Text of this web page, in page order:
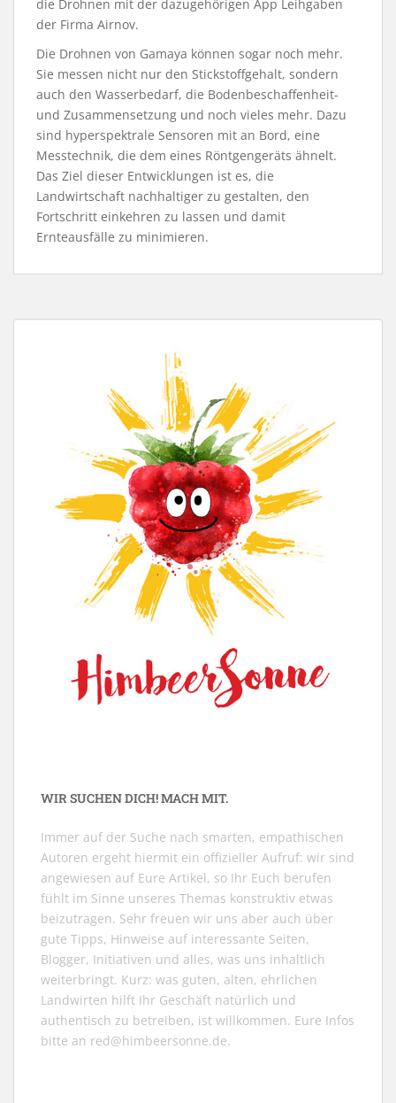
die Drohnen mit der dazugehörigen App Leihgaben
der Firma Airnov.
Die Drohnen von Gamaya können sogar noch mehr.
Sie messen nicht nur den Stickstoffgehalt, sondern
auch den Wasserbedarf, die Bodenbeschaffenheit-
und Zusammensetzung und noch vieles mehr. Dazu
sind hyperspektrale Sensoren mit an Bord, eine
Messtechnik, die dem eines Röntgengeräts ähnelt.
Das Ziel dieser Entwicklungen ist es, die
Landwirtschaft nachhaltiger zu gestalten, den
Fortschritt einkehren zu lassen und damit
Ernteausfälle zu minimieren.
WIR SUCHEN DICH! MACH MIT.
Immer auf der Suche nach smarten, empathischen
Autoren ergeht hiermit ein offizieller Aufruf: wir sind
angewiesen auf Eure Artikel, so Ihr Euch berufen
fühlt im Sinne unseres Themas konstruktiv etwas
beizutragen. Sehr freuen wir uns aber auch über
gute Tipps, Hinweise auf interessante Seiten,
Blogger, Initiativen und alles, was uns inhaltlich
weiterbringt. Kurz: was guten, alten, ehrlichen
Landwirten hilft Ihr Geschäft natürlich und
authentisch zu betreiben, ist willkommen. Eure Infos
bitte an red@himbeersonne.de.